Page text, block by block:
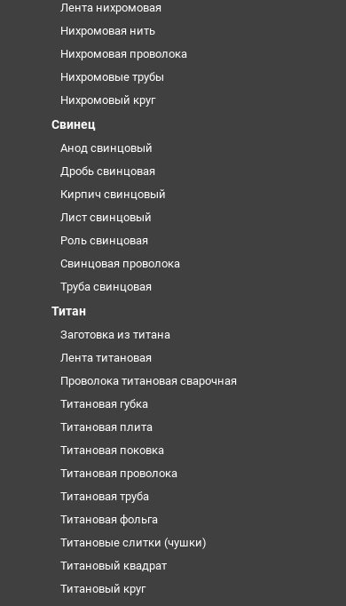
Лента нихромовая
Нихромовая нить
Нихромовая проволока
Нихромовые трубы
Нихромовый круг
Свинец
Анод свинцовый
Дробь свинцовая
Кирпич свинцовый
Лист свинцовый
Роль свинцовая
Свинцовая проволока
Труба свинцовая
Титан
Заготовка из титана
Лента титановая
Проволока титановая сварочная
Титановая губка
Титановая плита
Титановая поковка
Титановая проволока
Титановая труба
Титановая фольга
Титановые слитки (чушки)
Титановый квадрат
Титановый круг